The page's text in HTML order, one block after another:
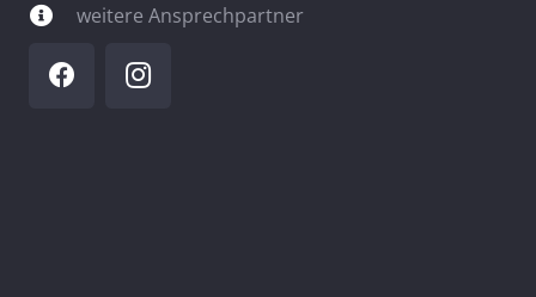
weitere Ansprechpartner